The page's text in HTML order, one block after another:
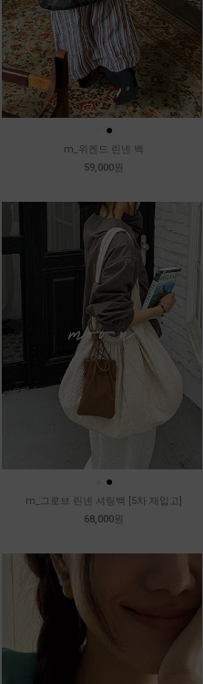
●
m_위켄드 린넨 백
59,000원
●
m_그로브 린넨 셔링백 [5차 재입고]
68,000원